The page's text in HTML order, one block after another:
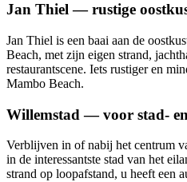
Jan Thiel — rustige
Jan Thiel is een baai aan de
Beach, met zijn eigen strand,
restaurantscene. Iets rustiger en
Mambo Beach.
Willemstad — voor stad-
Verblijven in of nabij het centrum
in de interessantste stad van het
strand op loopafstand, u heeft een